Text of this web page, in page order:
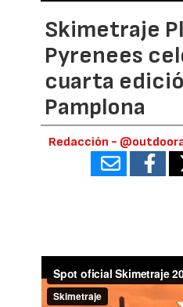
Skimetraje
Pyrenees
cuarta
Pamplona
Redacción -